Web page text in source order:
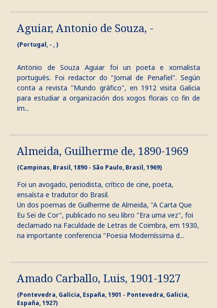
Aguiar, Antonio de Souza, -
(Portugal, - , )
Antonio de Souza Aguiar foi un poeta e xornalista
portugués. Foi redactor do "Jornal de Penafiel". Según
conta a revista "Mundo gráfico", en 1912 visita Galicia
para estudiar a organización dos xogos florais co fin de
im...
Almeida, Guilherme de, 1890-1969
(Campinas, Brasil, 1890 - São Paulo, Brasil, 1969)
Foi un avogado, periodista, crítico de cine, poeta,
ensaísta e tradutor do Brasil.
Un dos poemas de Guilherme de Almeida, "A Carta Que
Eu Sei de Cor", publicado no seu libro "Era uma vez", foi
declamado na Faculdade de Letras de Coimbra, em 1930,
na importante conferencia "Poesia Moderníssima d...
Amado Carballo, Luis, 1901-1927
(Pontevedra, Galicia, España, 1901 - Pontevedra, Galicia,
España, 1927)